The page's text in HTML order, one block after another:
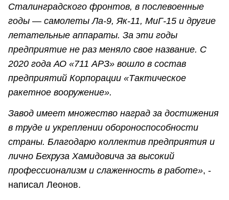
Сталинградского фронтов, в послевоенные
годы — самолеты Ла-9, Як-11, МиГ-15 и другие
летательные аппараты. За эти годы
предприятие не раз меняло свое название. С
2020 года АО «711 АРЗ» вошло в состав
предприятий Корпорации «Тактическое
ракетное вооружение».
Завод имеет множество наград за достижения
в труде и укреплении обороноспособности
страны. Благодарю коллектив предприятия и
лично Бехруза Хамидовича за высокий
профессионализм и слаженность в работе», -
написал Леонов.